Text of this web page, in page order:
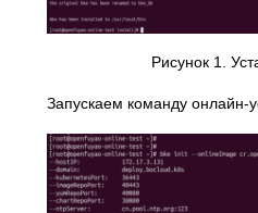
Рисунок 1.
Запускаем команду онлайн-